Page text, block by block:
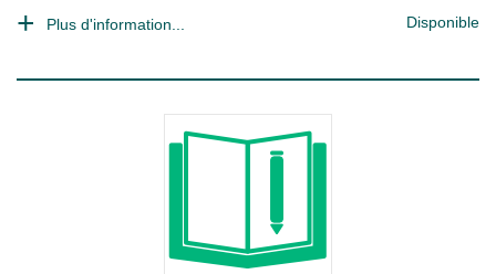
Plus d'information... Disponible